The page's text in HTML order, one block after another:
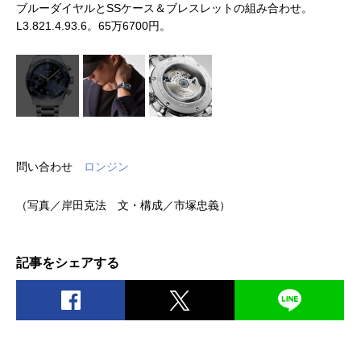
ブルーダイヤルとSSケース＆ブレスレットの組み合わせ。
L3.821.4.93.6。65万6700円。
問い合わせ ロンジン
（写真／岸田克法 文・構成／市塚忠義）
記事をシェアする